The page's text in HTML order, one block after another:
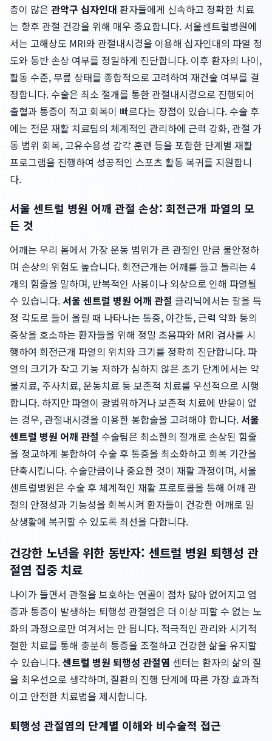
층이 많은 관악구 십자인대 환자들에게 신속하고 정확한 치료
는 향후 관절 건강을 위해 매우 중요합니다. 서울센트럴병원에
서는 고해상도 MRI와 관절내시경을 이용해 십자인대의 파열 정
도와 동반 손상 여부를 정밀하게 진단합니다. 이후 환자의 나이,
활동 수준, 무릎 상태를 종합적으로 고려하여 재건술 여부를 결
정합니다. 수술은 최소 절개를 통한 관절내시경으로 진행되어
출혈과 통증이 적고 회복이 빠르다는 장점이 있습니다. 수술 후
에는 전문 재활 치료팀의 체계적인 관리하에 근력 강화, 관절 가
동 범위 회복, 고유수용성 감각 훈련 등을 포함한 단계별 재활
프로그램을 진행하여 성공적인 스포츠 활동 복귀를 지원합니
다.
서울 센트럴 병원 어깨 관절 손상: 회전근개 파열의 모
든 것
어깨는 우리 몸에서 가장 운동 범위가 큰 관절인 만큼 불안정하
며 손상의 위험도 높습니다. 회전근개는 어깨를 들고 돌리는 4
개의 힘줄을 말하며, 반복적인 사용이나 외상으로 인해 파열될
수 있습니다. 서울 센트럴 병원 어깨 관절 클리닉에서는 팔을 특
정 각도로 들어 올릴 때 나타나는 통증, 야간통, 근력 약화 등의
증상을 호소하는 환자들을 위해 정밀 초음파와 MRI 검사를 시
행하여 회전근개 파열의 위치와 크기를 정확히 진단합니다. 파
열의 크기가 작고 기능 저하가 심하지 않은 초기 단계에서는 약
물치료, 주사치료, 운동치료 등 보존적 치료를 우선적으로 시행
합니다. 하지만 파열이 광범위하거나 보존적 치료에 반응이 없
는 경우, 관절내시경을 이용한 봉합술을 고려해야 합니다. 서울
센트럴 병원 어깨 관절 수술팀은 최소한의 절개로 손상된 힘줄
을 정교하게 봉합하여 수술 후 통증을 최소화하고 회복 기간을
단축시킵니다. 수술만큼이나 중요한 것이 재활 과정이며, 서울
센트럴병원은 수술 후 체계적인 재활 프로토콜을 통해 어깨 관
절의 안정성과 기능성을 회복시켜 환자들이 건강한 어깨로 일
상생활에 복귀할 수 있도록 최선을 다합니다.
건강한 노년을 위한 동반자: 센트럴 병원 퇴행성 관
절염 집중 치료
나이가 들면서 관절을 보호하는 연골이 점차 닳아 없어지고 염
증과 통증이 발생하는 퇴행성 관절염은 더 이상 피할 수 없는 노
화의 과정으로만 여겨서는 안 됩니다. 적극적인 관리와 시기적
절한 치료를 통해 충분히 통증을 조절하고 건강한 삶을 유지할
수 있습니다.센트럴 병원 퇴행성 관절염 센터는 환자의 삶의 질
을 최우선으로 생각하며, 질환의 진행 단계에 따른 가장 효과적
이고 안전한 치료법을 제시합니다.
퇴행성 관절염의 단계별 이해와 비수술적 접근